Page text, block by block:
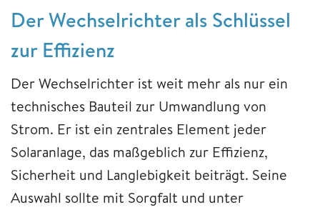
Der Wechselrichter als Schlüssel
zur Effizienz
Der Wechselrichter ist weit mehr als nur ein
technisches Bauteil zur Umwandlung von
Strom. Er ist ein zentrales Element jeder
Solaranlage, das maßgeblich zur Effizienz,
Sicherheit und Langlebigkeit beiträgt. Seine
Auswahl sollte mit Sorgfalt und unter